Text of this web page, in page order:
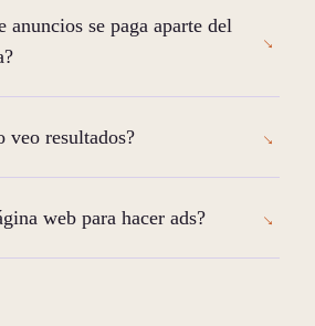
anuncios se paga aparte del
veo resultados?
web para hacer ads?